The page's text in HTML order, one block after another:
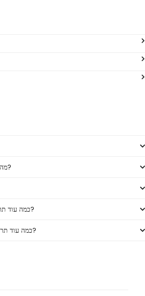
מהו השכר נטו לאחר מס עבור ₪‏153,000 ‏ משכורת ב ישראל, ישראל?
כמה עוד תרוויחו עם ₪בונוס של 1,000 על משכורת של ₪‏153,000 ‏ ב ישראל?
כמה עוד תרוויחו עם ₪בונוס של 5,000 על משכורת של ₪‏153,000 ‏ ב ישראל?